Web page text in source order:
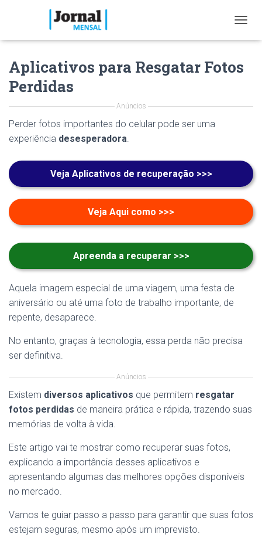
O
L
A
T
O
Aplicativos para Resgatar Fotos
Perdidas
Anúncios
Perder fotos importantes do celular pode ser uma
experiência desesperadora.
Veja Aplicativos de recuperação >>>
Veja Aqui como >>>
Apreenda a recuperar >>>
Aquela imagem especial de uma viagem, uma festa de
aniversário ou até uma foto de trabalho importante, de
repente, desaparece.
No entanto, graças à tecnologia, essa perda não precisa
ser definitiva.
Anúncios
Existem diversos aplicativos que permitem resgatar
fotos perdidas de maneira prática e rápida, trazendo suas
memórias de volta à vida.
Este artigo vai te mostrar como recuperar suas fotos,
explicando a importância desses aplicativos e
apresentando algumas das melhores opções disponíveis
no mercado.
Vamos te guiar passo a passo para garantir que suas fotos
estejam seguras, mesmo após um imprevisto.